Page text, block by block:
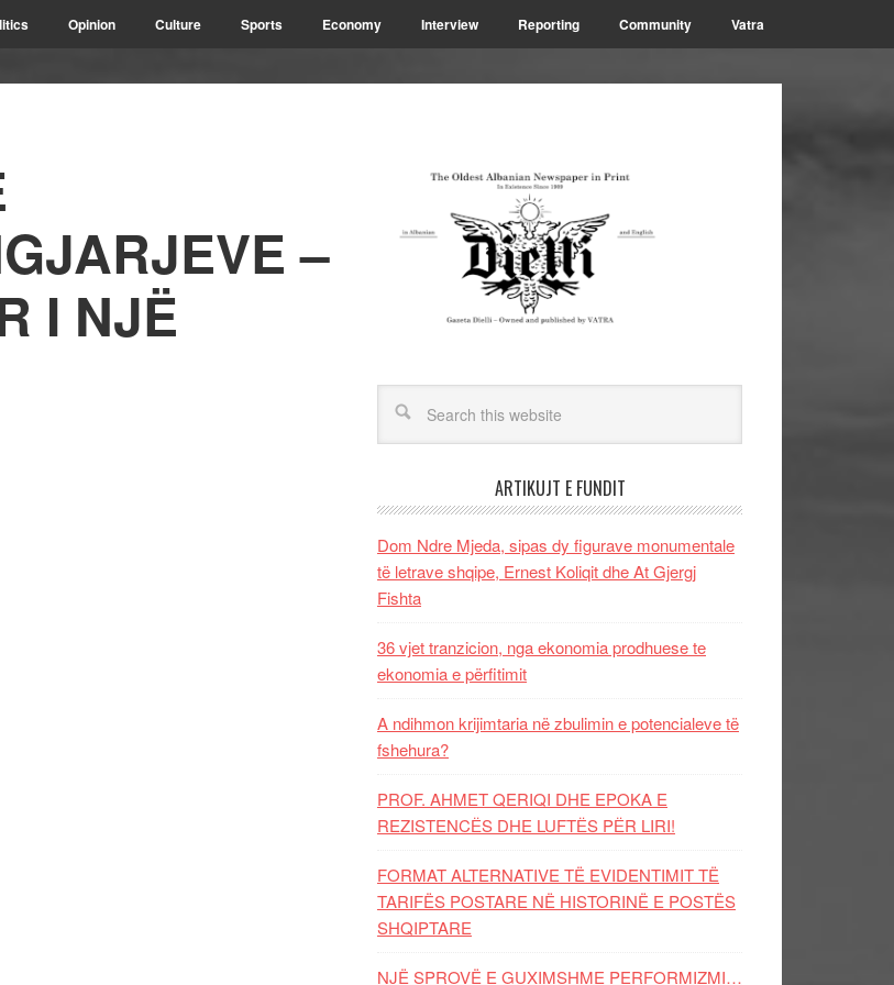
Opinion Culture Sports Economy Interview Reporting Community Vatra
–
I NJË
ARTIKUJT E FUNDIT
Dom Ndre Mjeda, sipas dy figurave monumentale
të letrave shqipe, Ernest Koliqit dhe At Gjergj
Fishta
36 vjet tranzicion, nga ekonomia prodhuese te
ekonomia e përfitimit
A ndihmon krijimtaria në zbulimin e potencialeve të
fshehura?
PROF. AHMET QERIQI DHE EPOKA E
REZISTENCЁS DHE LUFTЁS PЁR LIRI!
FORMAT ALTERNATIVE TË EVIDENTIMIT TË
TARIFËS POSTARE NË HISTORINË E POSTËS
SHQIPTARE
NJË SPROVË E GUXIMSHME PERFORMIZMI…